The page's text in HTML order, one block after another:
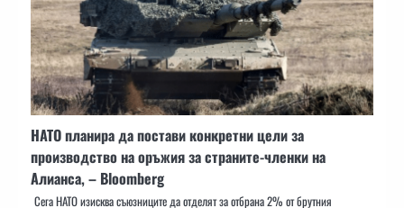
НАТО планира да постави конкретни цели за
производство на оръжия за страните-членки на
Алианса, – Bloomberg
Сега НАТО изисква съюзниците да отделят за отбрана 2% от брутния